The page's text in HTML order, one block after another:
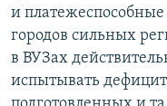
и
городов сильных
в ВУЗах
испытывать